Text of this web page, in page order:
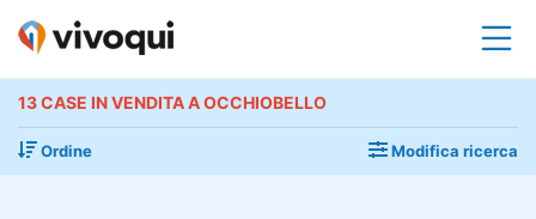
13 CASE IN VENDITA A OCCHIOBELLO
Ordine Modifica ricerca